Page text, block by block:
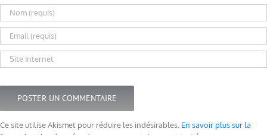
Ce site utilise Akismet pour réduire les indésirables. En savoir plus sur la